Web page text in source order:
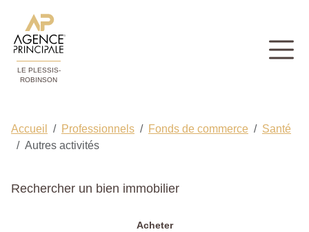
LE PLESSIS-
ROBINSON
Accueil Professionnels Fonds de commerce
Santé
Autres activités
Rechercher un bien immobilier
Acheter